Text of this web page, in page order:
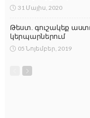
31 Մայիս, 2020
Թեստ. գուշակեք
կերպարներում
05 Նոյեմբեր, 2019